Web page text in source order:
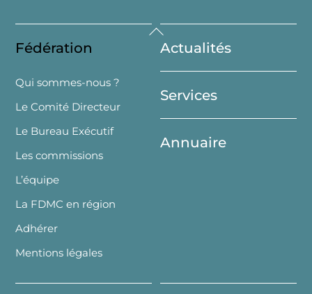
Back
To
Top
Fédération
Qui sommes-nous ?
Le Comité Directeur
Le Bureau Exécutif
Les commissions
L’équipe
La FDMC en région
Adhérer
Mentions légales
Actualités
Services
Annuaire